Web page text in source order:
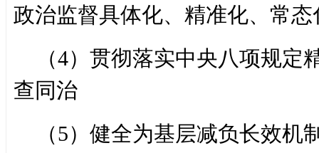
政治监督具体化、精准化、常态
（4）贯彻落实中央八项规定
查同治
（5）健全为基层减负长效机